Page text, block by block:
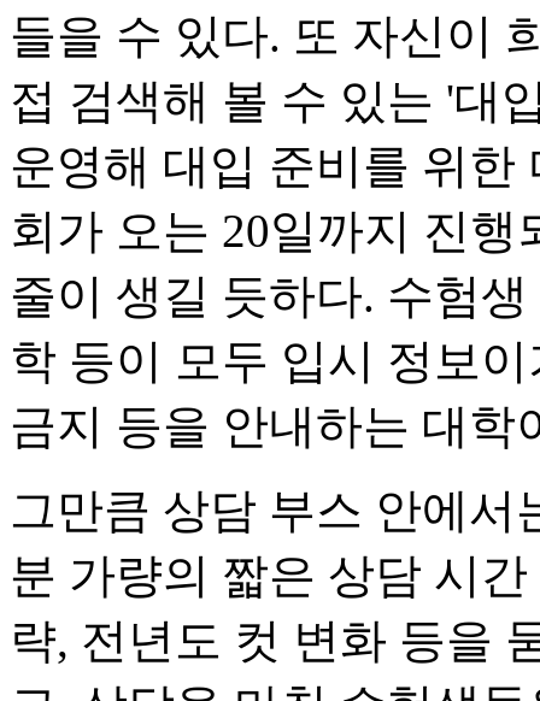
들을 수 있다. 또 자신이
접 검색해 볼 수 있는 '대
운영해 대입 준비를 위한
회가 오는 20일까지 진
줄이 생길 듯하다. 수험
학 등이 모두 입시 정보
금지 등을 안내하는 대학
그만큼 상담 부스 안에서
분 가량의 짧은 상담 시
략, 전년도 컷 변화 등을